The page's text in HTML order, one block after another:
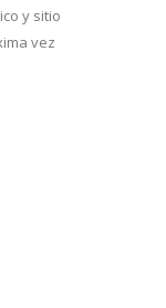
y sitio
vez